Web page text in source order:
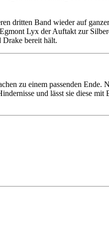
dritten Band wieder auf
Lyx der Auftakt zur
Drake bereit hält.
zu einem passenden Ende.
und lässt sie diese mit